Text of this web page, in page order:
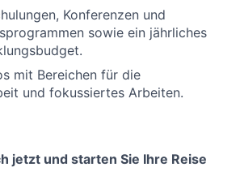
Konferenzen und
sowie ein jährliches
mit Bereichen für die
und fokussiertes Arbeiten.
jetzt und starten Sie Ihre Reise